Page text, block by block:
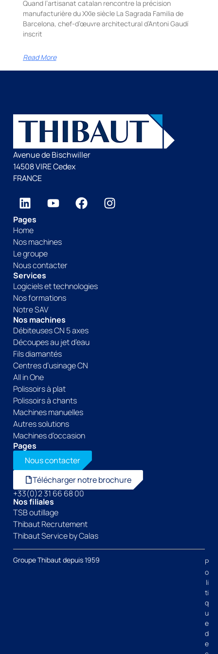
Quand l’artisanat catalan rencontre la précision
manufacturière du XXIe siècle La Sagrada Familia de
Barcelona, chef-d’œuvre architectural d’Antoni Gaudí
inscrit
Read More
Avenue de Bischwiller
14508 VIRE Cedex
FRANCE
Pages
Home
Nos machines
Le groupe
Nous contacter
Services
Logiciels et technologies
Nos formations
Notre SAV
Nos machines
Débiteuses CN 5 axes
Découpes au jet d’eau
Fils diamantés
Centres d’usinage CN
All in One
Polissoirs à plat
Polissoirs à chants
Machines manuelles
Autres solutions
Machines d’occasion
Pages
Nous contacter
Télécharger notre brochure
+33(0)2 31 66 68 00
Nos filiales
TSB outillage
Thibaut Recrutement
Thibaut Service by Calas
Groupe Thibaut depuis 1959
P
o
li
ti
q
u
e
d
e